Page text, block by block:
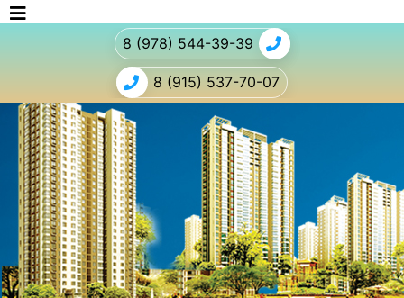
8 (978) 544-39-39
8 (915) 537-70-07